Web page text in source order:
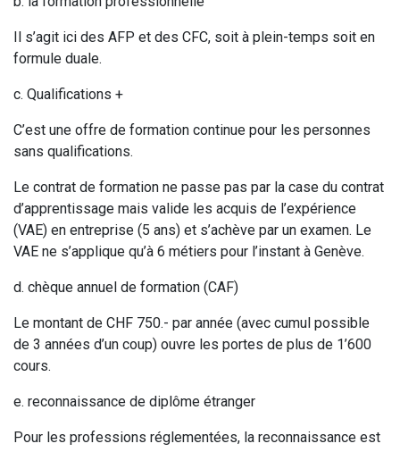
Il s’agit ici des AFP et des CFC, soit à plein-temps soit en
formule duale.
c. Qualifications +
C’est une offre de formation continue pour les personnes
sans qualifications.
Le contrat de formation ne passe pas par la case du contrat
d’apprentissage mais valide les acquis de l’expérience
(VAE) en entreprise (5 ans) et s’achève par un examen. Le
VAE ne s’applique qu’à 6 métiers pour l’instant à Genève.
d. chèque annuel de formation (CAF)
Le montant de CHF 750.- par année (avec cumul possible
de 3 années d’un coup) ouvre les portes de plus de 1’600
cours.
e. reconnaissance de diplôme étranger
Pour les professions réglementées, la reconnaissance est